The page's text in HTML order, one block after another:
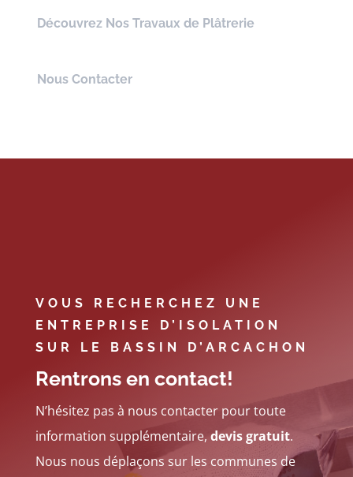
Découvrez Nos Travaux de Plâtrerie
Nous Contacter
VOUS RECHERCHEZ UNE
ENTREPRISE D’ISOLATION
SUR LE BASSIN D’ARCACHON
Rentrons en contact!
N’hésitez pas à nous contacter pour toute
information supplémentaire, devis gratuit.
Nous nous déplaçons sur les communes de